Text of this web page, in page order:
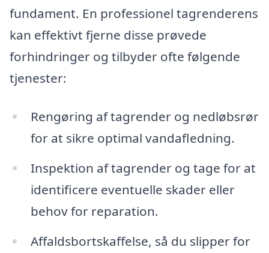
fundament. En professionel tagrenderens
kan effektivt fjerne disse prøvede
forhindringer og tilbyder ofte følgende
tjenester:
Rengøring af tagrender og nedløbsrør
for at sikre optimal vandafledning.
Inspektion af tagrender og tage for at
identificere eventuelle skader eller
behov for reparation.
Affaldsbortskaffelse, så du slipper for